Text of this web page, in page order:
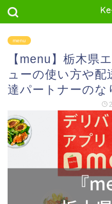
menu
【menu】栃木県
ューの使い方や
達パートナーのな